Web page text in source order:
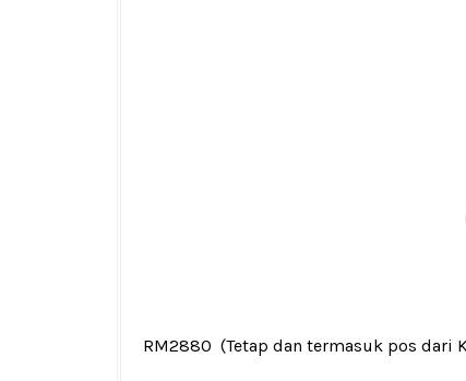
RM2880 (Tetap dan termasuk pos dari